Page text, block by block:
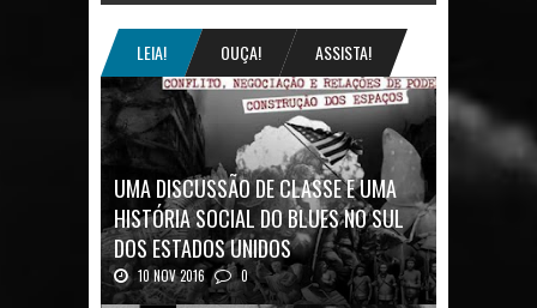
LEIA! OUÇA! ASSISTA!
UMA DISCUSSÃO DE CLASSE E UMA
HISTÓRIA SOCIAL DO BLUES NO SUL
DOS ESTADOS UNIDOS
10 NOV 2016 0
Mais uma ótima oportunidade de se